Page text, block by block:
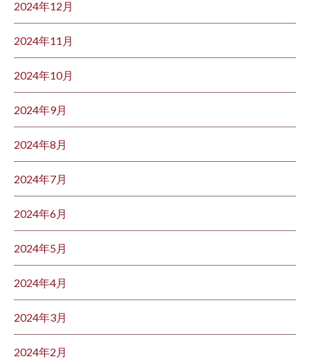
2024年12月
2024年11月
2024年10月
2024年9月
2024年8月
2024年7月
2024年6月
2024年5月
2024年4月
2024年3月
2024年2月